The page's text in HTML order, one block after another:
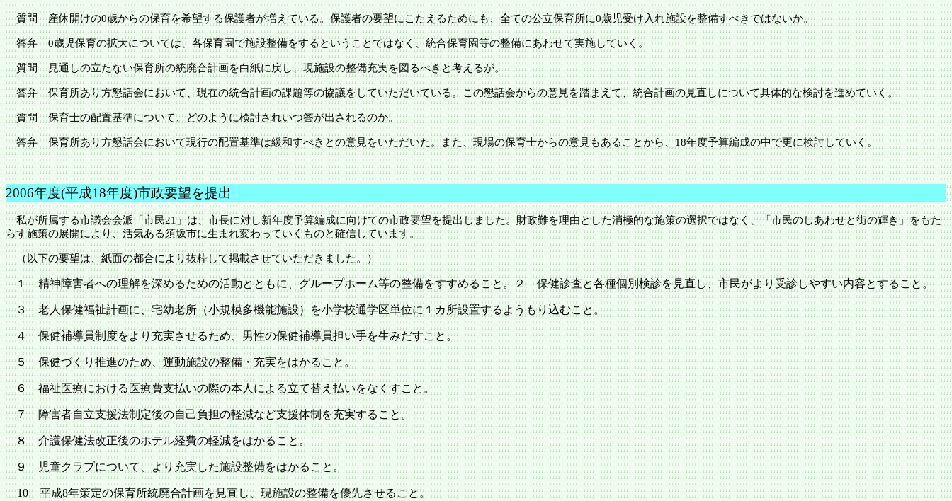
質問 産休開けの0歳からの保育を希望する保護者が増えている。保護者の要望にこたえるためにも、全ての公立保育所に0歳児受け入れ施設を整備すべきではないか。
答弁0歳児保育の拡大については、各保育園で施設整備をするということではなく、統合保育園等の整備にあわせて実施していく。
質問 見通しの立たない保育所の統廃合計画を白紙に戻し、現施設の整備充実を図るべきと考えるが。
答弁 保育所あり方懇話会において、現在の統合計画の課題等の協議をしていただいている。この懇話会からの意見を踏まえて、統合計画の見直しについて具体的な検討を進めていく。
質問 保育士の配置基準について、どのように検討されいつ答が出されるのか。
答弁 保育所あり方懇話会において現行の配置基準は緩和すべきとの意見をいただいた。また、現場の保育士からの意見もあることから、18年度予算編成の中で更に検討していく。
2006年度(平成18年度)市政要望を提出
私が所属する市議会会派「市民21」は、市長に対し新年度予算編成に向けての市政要望を提出しました。財政難を理由とした消極的な施策の選択ではなく、「市民のしあわせと街の輝き」をもた
らす施策の展開により、活気ある須坂市に生まれ変わっていくものと確信しています。
（以下の要望は、紙面の都合により抜粋して掲載させていただきました。）
１ 精神障害者への理解を深めるための活動とともに、グループホーム等の整備をすすめること。２ 保健診査と各種個別検診を見直し、市民がより受診しやすい内容とすること。
３ 老人保健福祉計画に、宅幼老所（小規模多機能施設）を小学校通学区単位に１カ所設置するようもり込むこと。
４ 保健補導員制度をより充実させるため、男性の保健補導員担い手を生みだすこと。
５ 保健づくり推進のため、運動施設の整備・充実をはかること。
６ 福祉医療における医療費支払いの際の本人による立て替え払いをなくすこと。
７ 障害者自立支援法制定後の自己負担の軽減など支援体制を充実すること。
８ 介護保健法改正後のホテル経費の軽減をはかること。
９ 児童クラブについて、より充実した施設整備をはかること。
10平成8年策定の保育所統廃合計画を見直し、現施設の整備を優先させること。